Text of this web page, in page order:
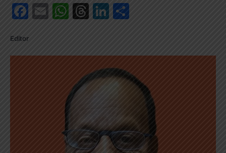
Facebook
EmailWhatsApp
Threads
LinkedIn
Editor